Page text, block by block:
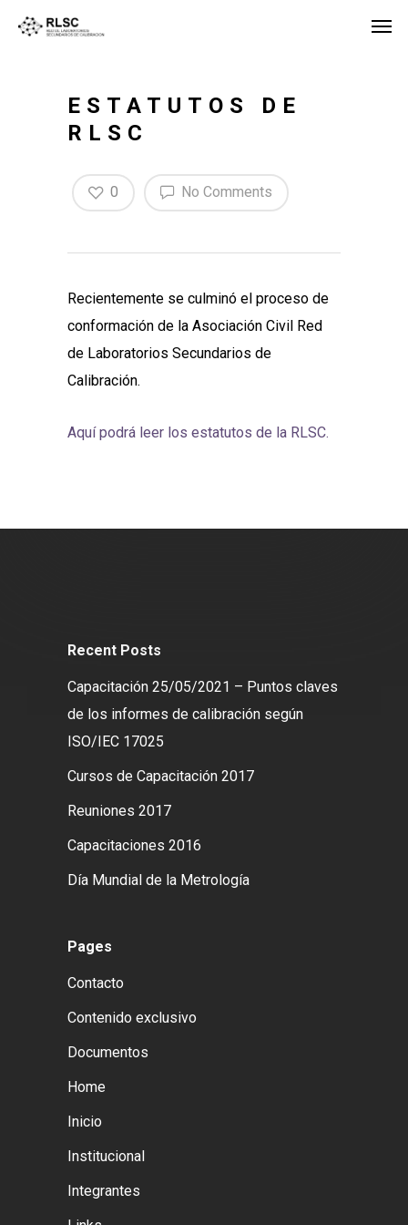
ESTATUTOS DE
RLSC
No Comments
0
Recientemente se culminó el proceso de
conformación de la Asociación Civil Red
de Laboratorios Secundarios de
Calibración.
Aquí podrá leer los estatutos de la RLSC.
Recent Posts
Capacitación 25/05/2021 – Puntos claves
de los informes de calibración según
ISO/IEC 17025
Cursos de Capacitación 2017
Reuniones 2017
Capacitaciones 2016
Día Mundial de la Metrología
Pages
Contacto
Contenido exclusivo
Documentos
Home
Inicio
Institucional
Integrantes